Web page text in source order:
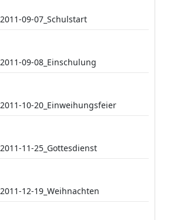
2011-09-07_Schulstart
2011-09-08_Einschulung
2011-10-20_Einweihungsfeier
2011-11-25_Gottesdienst
2011-12-19_Weihnachten